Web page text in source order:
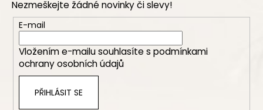
Nezmeškejte žádné novinky či slevy!
E-mail
Vložením e-mailu souhlasíte s podmínkami
ochrany osobních údajů
PŘIHLÁSIT SE